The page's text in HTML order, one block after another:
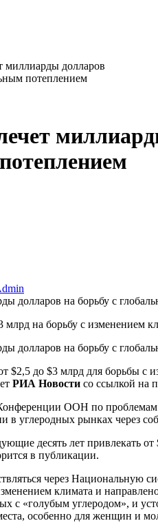
миллиарды долларов
потеплением
млрд на борьбу с изменением
$2,5 до $3 млрд для борьбы с
РИА Новости со ссылкой на
ООН по
в углеродных рынках через
десять лет привлекать
в публикации.
через Национальную
климата и
с «голубым углеродом», и
особенно для женщин и